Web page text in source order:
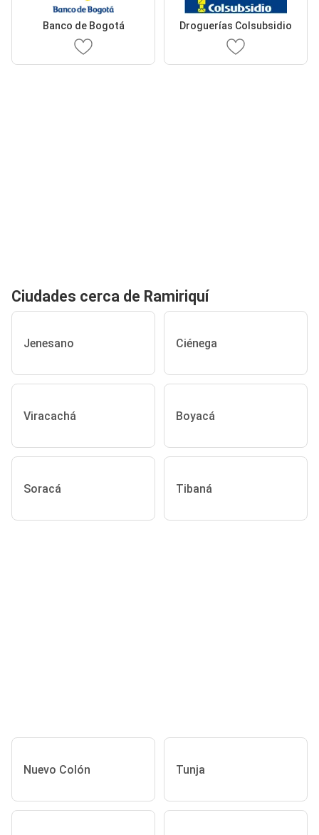
Banco de Bogotá Droguerías Colsubsidio
Ciudades cerca de Ramiriquí
Jenesano Ciénega
Viracachá Boyacá
Soracá Tibaná
Nuevo Colón Tunja